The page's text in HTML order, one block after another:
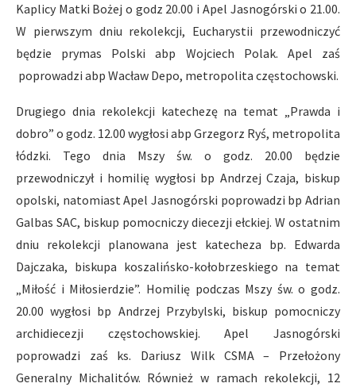
Kaplicy Matki Bożej o godz 20.00 i Apel Jasnogórski o 21.00.
W pierwszym dniu rekolekcji, Eucharystii przewodniczyć
będzie prymas Polski abp Wojciech Polak. Apel zaś
poprowadzi abp Wacław Depo, metropolita częstochowski.
Drugiego dnia rekolekcji katechezę na temat „Prawda i
dobro” o godz. 12.00 wygłosi abp Grzegorz Ryś, metropolita
łódzki. Tego dnia Mszy św. o godz. 20.00 będzie
przewodniczył i homilię wygłosi bp Andrzej Czaja, biskup
opolski, natomiast Apel Jasnogórski poprowadzi bp Adrian
Galbas SAC, biskup pomocniczy diecezji ełckiej. W ostatnim
dniu rekolekcji planowana jest katecheza bp. Edwarda
Dajczaka, biskupa koszalińsko-kołobrzeskiego na temat
„Miłość i Miłosierdzie”. Homilię podczas Mszy św. o godz.
20.00 wygłosi bp Andrzej Przybylski, biskup pomocniczy
archidiecezji częstochowskiej. Apel Jasnogórski
poprowadzi zaś ks. Dariusz Wilk CSMA – Przełożony
Generalny Michalitów. Również w ramach rekolekcji, 12